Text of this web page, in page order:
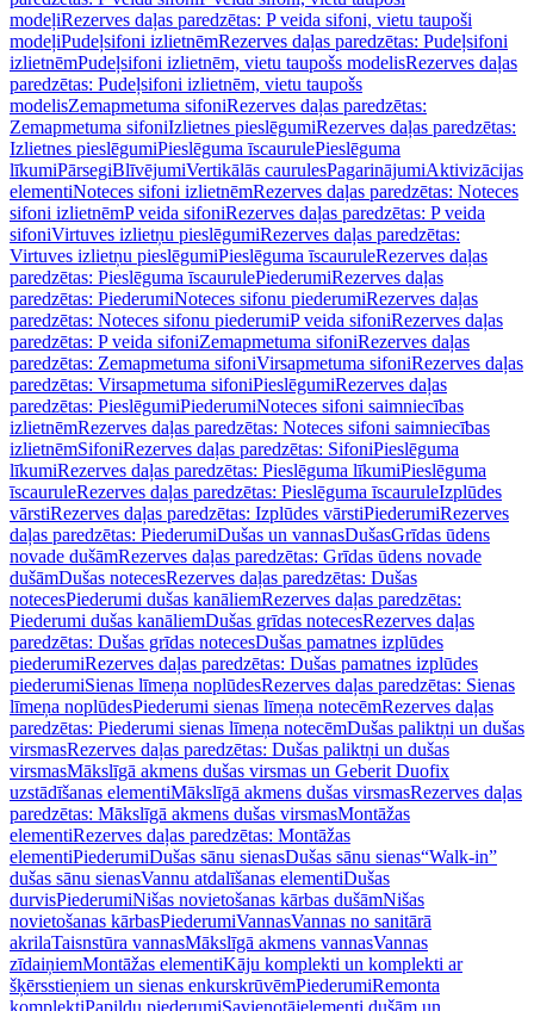
modeļiRezerves daļas paredzētas: P veida sifoni, vietu taupoši
modeļiPudeļsifoni izlietnēmRezerves daļas paredzētas: Pudeļsifoni
izlietnēmPudeļsifoni izlietnēm, vietu taupošs modelisRezerves daļas
paredzētas: Pudeļsifoni izlietnēm, vietu taupošs
modelisZemapmetuma sifoniRezerves daļas paredzētas:
Zemapmetuma sifoniIzlietnes pieslēgumiRezerves daļas paredzētas:
Izlietnes pieslēgumiPieslēguma īscaurulePieslēguma
līkumiPārsegiBlīvējumiVertikālās caurulesPagarinājumiAktivizācijas
elementiNoteces sifoni izlietnēmRezerves daļas paredzētas: Noteces
sifoni izlietnēmP veida sifoniRezerves daļas paredzētas: P veida
sifoniVirtuves izlietņu pieslēgumiRezerves daļas paredzētas:
Virtuves izlietņu pieslēgumiPieslēguma īscauruleRezerves daļas
paredzētas: Pieslēguma īscaurulePiederumiRezerves daļas
paredzētas: PiederumiNoteces sifonu piederumiRezerves daļas
paredzētas: Noteces sifonu piederumiP veida sifoniRezerves daļas
paredzētas: P veida sifoniZemapmetuma sifoniRezerves daļas
paredzētas: Zemapmetuma sifoniVirsapmetuma sifoniRezerves daļas
paredzētas: Virsapmetuma sifoniPieslēgumiRezerves daļas
paredzētas: PieslēgumiPiederumiNoteces sifoni saimniecības
izlietnēmRezerves daļas paredzētas: Noteces sifoni saimniecības
izlietnēmSifoniRezerves daļas paredzētas: SifoniPieslēguma
līkumiRezerves daļas paredzētas: Pieslēguma līkumiPieslēguma
īscauruleRezerves daļas paredzētas: Pieslēguma īscauruleIzplūdes
vārstiRezerves daļas paredzētas: Izplūdes vārstiPiederumiRezerves
daļas paredzētas: PiederumiDušas un vannasDušasGrīdas ūdens
novade dušāmRezerves daļas paredzētas: Grīdas ūdens novade
dušāmDušas notecesRezerves daļas paredzētas: Dušas
notecesPiederumi dušas kanāliemRezerves daļas paredzētas:
Piederumi dušas kanāliemDušas grīdas notecesRezerves daļas
paredzētas: Dušas grīdas notecesDušas pamatnes izplūdes
piederumiRezerves daļas paredzētas: Dušas pamatnes izplūdes
piederumiSienas līmeņa noplūdesRezerves daļas paredzētas: Sienas
līmeņa noplūdesPiederumi sienas līmeņa notecēmRezerves daļas
paredzētas: Piederumi sienas līmeņa notecēmDušas paliktņi un dušas
virsmasRezerves daļas paredzētas: Dušas paliktņi un dušas
virsmasMākslīgā akmens dušas virsmas un Geberit Duofix
uzstādīšanas elementiMākslīgā akmens dušas virsmasRezerves daļas
paredzētas: Mākslīgā akmens dušas virsmasMontāžas
elementiRezerves daļas paredzētas: Montāžas
elementiPiederumiDušas sānu sienasDušas sānu sienas“Walk-in”
dušas sānu sienasVannu atdalīšanas elementiDušas
durvisPiederumiNišas novietošanas kārbas dušāmNišas
novietošanas kārbasPiederumiVannasVannas no sanitārā
akrilaTaisnstūra vannasMākslīgā akmens vannasVannas
zīdaiņiemMontāžas elementiKāju komplekti un komplekti ar
šķērsstieņiem un sienas enkurskrūvēmPiederumiRemonta
komplektiPapildu piederumiSavienotājelementi dušām un